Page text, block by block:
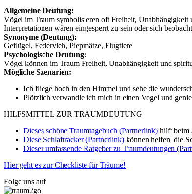
Allgemeine Deutung:
Vögel im Traum symbolisieren oft Freiheit,
Interpretationen wären eingesperrt zu sein oder sich
Synonyme (Deutung):
Geflügel, Federvieh, Piepmätze, Flugtiere
Psychologische Deutung:
Vögel können im Traum Freiheit, Unabhängigkeit und
Mögliche Szenarien:
Ich fliege hoch in den Himmel und sehe die
Plötzlich verwandle ich mich in einen Vogel und
HILFSMITTEL ZUR TRAUMDEUTUNG
Dieses schöne Traumtagebuch (Partnerlink) hilft beim
Diese Schlaftracker (Partnerlink) können helfen, die
Dieser umfassende Ratgeber zu Traumdeutungen
Hier geht es zur Checkliste für Träume!
Folge uns auf